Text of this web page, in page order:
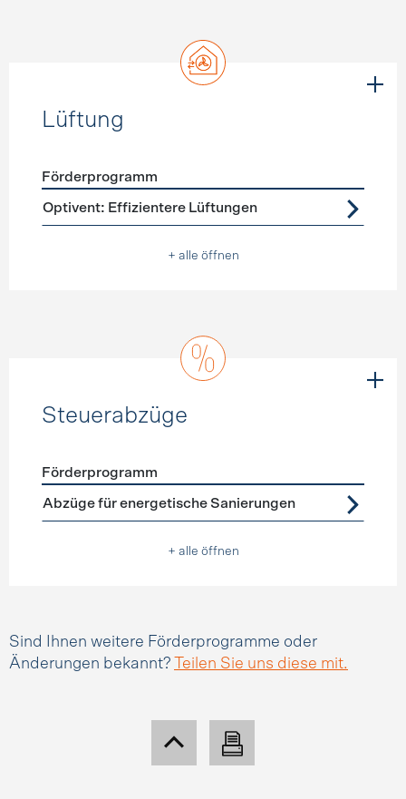
Lüftung
Förderprogramme Lüftung
Förderprogramm
Optivent: Effizientere Lüftungen
+ alle öffnen
Steuerabzüge
Förderprogramme Steuerabzüge
Förderprogramm
Abzüge für energetische Sanierungen
+ alle öffnen
Sind Ihnen weitere Förderprogramme oder
Änderungen bekannt?
Teilen Sie uns diese mit.